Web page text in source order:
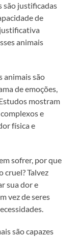
são justificadas
de
animais
animais são
de emoções,
mostram
e
física e
sofrer, por que
Talvez
sua dor e
vez de seres
são capazes